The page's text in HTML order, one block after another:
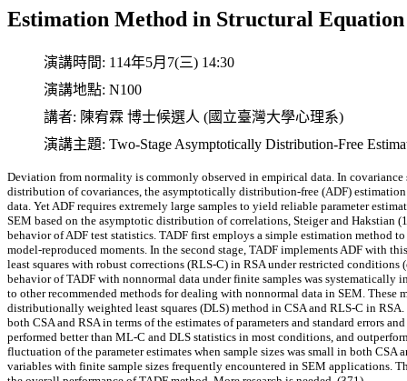
Estimation Method in Structural
演講時間: 114年5月7(三) 14:30
演講地點: N100
講者: 陳宥霖 博士候選人 (國立臺灣大學心理系)
演講主題: Two-Stage Asymptotically Distribution-Free
Deviation from normality is commonly observed in empirical data. In
distribution of covariances, the asymptotically distribution-free (ADF)
data. Yet ADF requires extremely large samples to yield reliable parameter
SEM based on the asymptotic distribution of correlations, Steiger and Hakstian
behavior of ADF test statistics. TADF first employs a simple estimation method
model-reproduced moments. In the second stage, TADF implements ADF with
least squares with robust corrections (RLS-C) in RSA under restricted
behavior of TADF with nonnormal data under finite samples was systematically
to other recommended methods for dealing with nonnormal data in SEM.
distributionally weighted least squares (DLS) method in CSA and RLS-C in
both CSA and RSA in terms of the estimates of parameters and standard errors
performed better than ML-C and DLS statistics in most conditions, and
fluctuation of the parameter estimates when sample sizes was small in both
variables with finite sample sizes frequently encountered in SEM applications.